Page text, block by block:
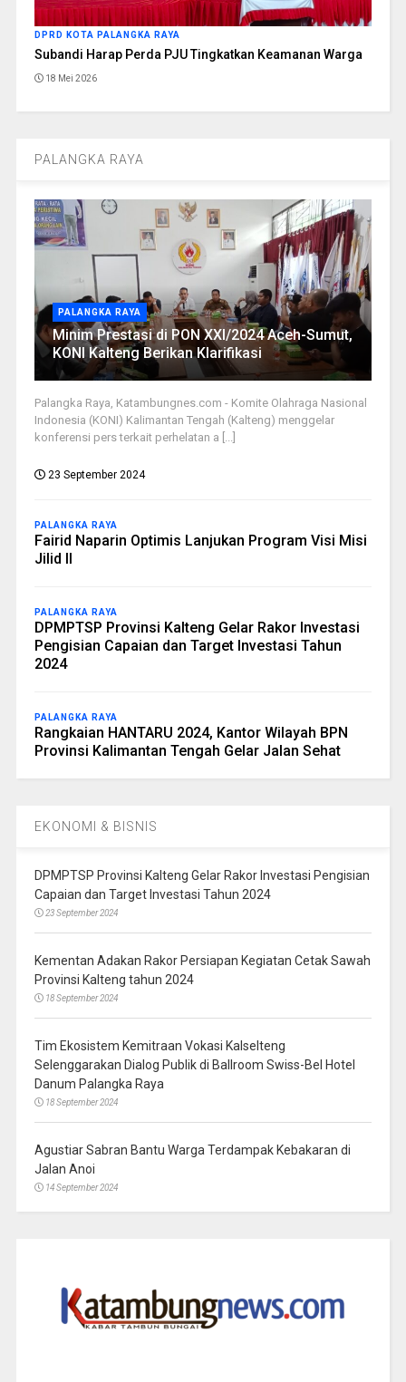
DPRD KOTA PALANGKA RAYA
Subandi Harap Perda PJU Tingkatkan Keamanan Warga
18 Mei 2026
PALANGKA RAYA
PALANGKA RAYA
Minim Prestasi di PON XXI/2024 Aceh-Sumut,
KONI Kalteng Berikan Klarifikasi
Palangka Raya, Katambungnes.com - Komite Olahraga Nasional
Indonesia (KONI) Kalimantan Tengah (Kalteng) menggelar
konferensi pers terkait perhelatan a [...]
23 September 2024
PALANGKA RAYA
Fairid Naparin Optimis Lanjukan Program Visi Misi
Jilid II
PALANGKA RAYA
DPMPTSP Provinsi Kalteng Gelar Rakor Investasi
Pengisian Capaian dan Target Investasi Tahun
2024
PALANGKA RAYA
Rangkaian HANTARU 2024, Kantor Wilayah BPN
Provinsi Kalimantan Tengah Gelar Jalan Sehat
EKONOMI & BISNIS
DPMPTSP Provinsi Kalteng Gelar Rakor Investasi Pengisian
Capaian dan Target Investasi Tahun 2024
23 September 2024
Kementan Adakan Rakor Persiapan Kegiatan Cetak Sawah
Provinsi Kalteng tahun 2024
18 September 2024
Tim Ekosistem Kemitraan Vokasi Kalselteng
Selenggarakan Dialog Publik di Ballroom Swiss-Bel Hotel
Danum Palangka Raya
18 September 2024
Agustiar Sabran Bantu Warga Terdampak Kebakaran di
Jalan Anoi
14 September 2024